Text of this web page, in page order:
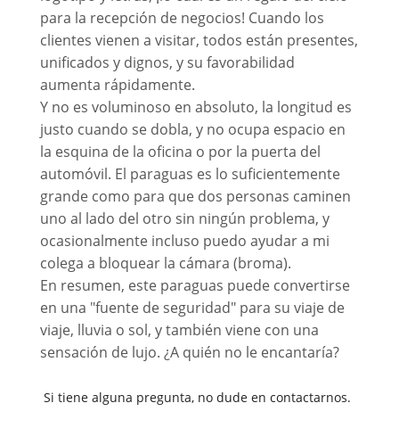
para la recepción de negocios! Cuando los
clientes vienen a visitar, todos están presentes,
unificados y dignos, y su favorabilidad
aumenta rápidamente.
Y no es voluminoso en absoluto, la longitud es
justo cuando se dobla, y no ocupa espacio en
la esquina de la oficina o por la puerta del
automóvil. El paraguas es lo suficientemente
grande como para que dos personas caminen
uno al lado del otro sin ningún problema, y ​​
ocasionalmente incluso puedo ayudar a mi
colega a bloquear la cámara (broma).
En resumen, este paraguas puede convertirse
en una "fuente de seguridad" para su viaje de
viaje, lluvia o sol, y también viene con una
sensación de lujo. ¿A quién no le encantaría?
Si tiene alguna pregunta, no dude en contactarnos.